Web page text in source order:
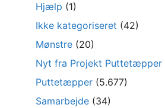
Hjælp (1)
Ikke kategoriseret (42)
Mønstre (20)
Nyt fra Projekt Puttetæpper
Puttetæpper (5.677)
Samarbejde (34)